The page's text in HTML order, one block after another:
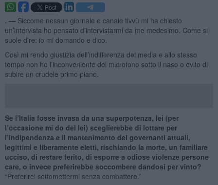
. — Siccome nessun giornale o canale tivvù mi ha chiesto
un’intervista ho pensato d’intervistarmi da me medesimo. Come si
suole dire: io mi domando e dico.
Così mi rendo giustizia dell’indifferenza dei media e allo stesso
tempo non ho l’inconveniente del microfono sotto il naso o evito di
subire un crudele primo piano.
Se l’Italia fosse invasa da una superpotenza, lei (per
l’occasione mi do del lei) sceglierebbe di lottare per
l’indipendenza e il mantenimento dei governanti attuali,
legittimi e liberamente eletti, rischiando la morte, un familiare
ucciso, di restare ferito, di esporre a odiose violenze persone
care, o invece preferirebbe soccombere dandosi per vinto?
“Preferirei sottomettermi senza combattere.”